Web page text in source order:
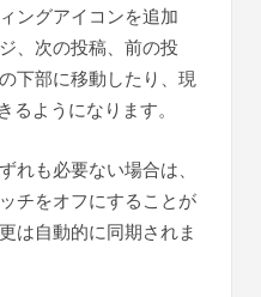
ングアイコンを追加
、次の投稿、前の投
下部に移動したり、現
るようになります。
れも必要ない場合は、
チをオフにすることが
は自動的に同期されま